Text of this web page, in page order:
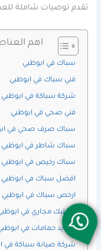
تقدم توصيات شاملة
اهم
سباك في ابوظبي
فني سباك في ابوظبي
شركة سباكة في ابوظبي
فني صحي في ابوظبي
سباك صرف صحي في
سباك شاطر في ابوظبي
سباك رخيص في ابوظبي
افضل سباك في ابوظبي
ارخص سباك في ابوظبي
تسليك مجاري في
تجديد حمامات في
شركة صيانة سباكة في